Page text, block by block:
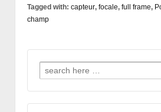
Tagged with: capteur, focale, full frame,
champ
Search for: